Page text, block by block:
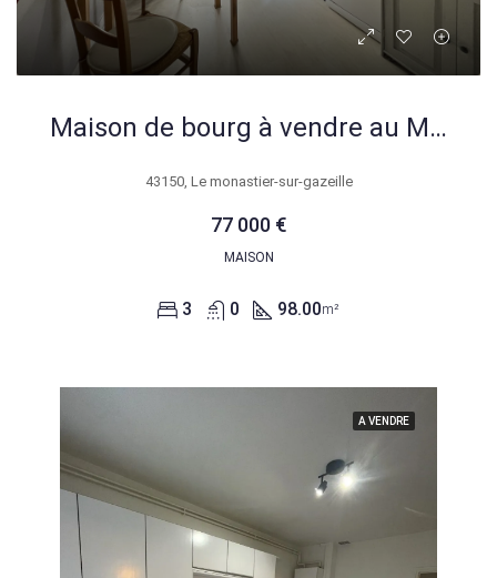
Maison de bourg à vendre au Monastier-sur-Gazeille avec garage et bureau
43150, Le monastier-sur-gazeille
77 000 €
MAISON
3 0 98.00m²
A VENDRE